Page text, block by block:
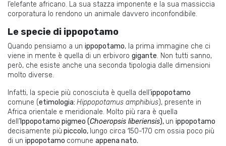
l’elefante africano. La sua stazza imponente e la sua massiccia
corporatura lo rendono un animale davvero inconfondibile.
Le specie di ippopotamo
Quando pensiamo a un ippopotamo, la prima immagine che ci
viene in mente è quella di un erbivoro gigante. Non tutti sanno,
però, che esiste anche una seconda tipologia dalle dimensioni
molto diverse.
Infatti, la specie più conosciuta è quella dell’ippopotamo
comune (etimologia: Hippopotamus amphibius), presente in
Africa orientale e meridionale. Molto più rara è quella
dell’Ippopotamo pigmeo (Choeropsis liberiensis), un ippopotamo
decisamente più piccolo, lungo circa 150-170 cm ossia poco più
di un ippopotamo comune appena nato.